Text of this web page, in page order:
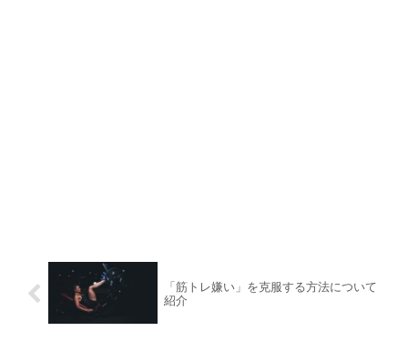
「筋トレ嫌い」を克服する方法について
紹介